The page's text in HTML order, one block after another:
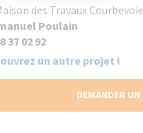
des Travaux Courbevoie
Poulain
37 02 92
un autre projet !
DEMANDER